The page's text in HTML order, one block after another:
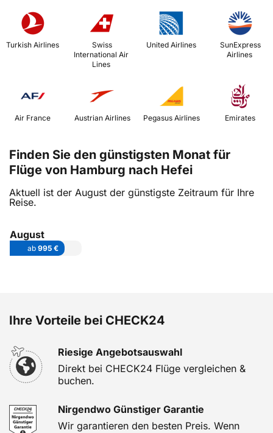
Turkish Airlines
International Air
Lines
United Airlines
Airlines
Air France Austrian Airlines Emirates
Finden Sie den günstigsten Monat für
Flüge von Hamburg nach Hefei
Aktuell ist der August der günstigste Zeitraum für Ihre
Reise.
August
ab 995 €
Ihre Vorteile bei CHECK24
Riesige Angebotsauswahl
Direkt bei CHECK24 Flüge vergleichen &
buchen.
Nirgendwo Günstiger Garantie
Wir garantieren den besten Preis. Wenn